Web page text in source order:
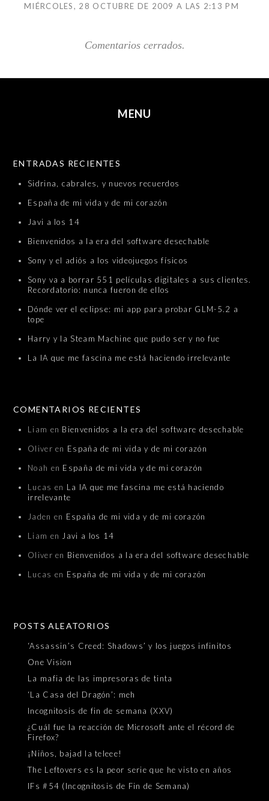
MIÉRCOLES, 28 OCTUBRE DE 2009 A LAS 2:13 PM
Comentarios cerrados.
MENU
ENTRADAS RECIENTES
Sidrina, cabrales, y nuevos recuerdos
España de mi vida y de mi corazón
Javi a los 14
Bienvenidos a la era del software desechable
Sony y el adiós a los videojuegos físicos
Sony va a borrar 551 películas digitales a sus clientes.
Recordatorio: nunca fueron de ellos
Dónde ver el eclipse: mi app para probar GLM-5.2 a
tope
Harry y la Steam Machine que pudo ser y no fue
La IA que me fascina me está haciendo irrelevante
COMENTARIOS RECIENTES
Liam en Bienvenidos a la era del software desechable
Oliver en España de mi vida y de mi corazón
Noah en España de mi vida y de mi corazón
Lucas en La IA que me fascina me está haciendo
irrelevante
Jaden en España de mi vida y de mi corazón
Liam en Javi a los 14
Oliver en Bienvenidos a la era del software desechable
Lucas en España de mi vida y de mi corazón
POSTS ALEATORIOS
‘Assassin’s Creed: Shadows’ y los juegos infinitos
One Vision
La mafia de las impresoras de tinta
‘La Casa del Dragón’: meh
Incognitosis de fin de semana (XXV)
¿Cuál fue la reacción de Microsoft ante el récord de
Firefox?
¡Niños, bajad la teleee!
The Leftovers es la peor serie que he visto en años
IFs #54 (Incognitosis de Fin de Semana)